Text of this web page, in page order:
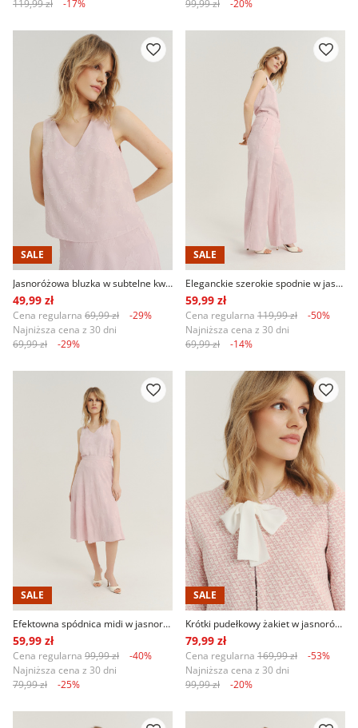
SALE
49,99 zł
Cena regularna 69,99 zł
-29%
Najniższa cena z 30 dni
69,99 zł
-29%
SALE
59,99 zł
Cena regularna 119,99 zł
-50%
Najniższa cena z 30 dni
69,99 zł
-14%
SALE
59,99 zł
Cena regularna 99,99 zł
-40%
Najniższa cena z 30 dni
79,99 zł
-25%
SALE
79,99 zł
Cena regularna 169,99 zł
-53%
Najniższa cena z 30 dni
99,99 zł
-20%